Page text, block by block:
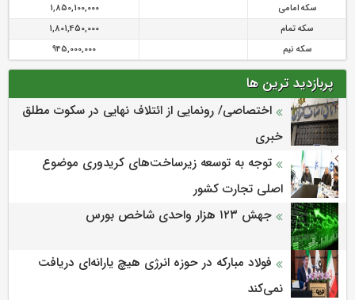
سکه امامی
1,850,100,000
سکه تمام
1,801,450,000
سکه نیم
945,000,000
پربازدید ترین ها
اختصاصی/ رونمایی از ائتلاف‌ نهایی در سکوت مطلق
خبری
توجه به توسعه زیرساخت‌های کریدوری موضوع
اصلی تجارت کشور
جهش ۱۲۳ هزار واحدی شاخص بورس
فولاد مبارکه در حوزه انرژی هیچ یارانه‌ای دریافت
نمی‌کند